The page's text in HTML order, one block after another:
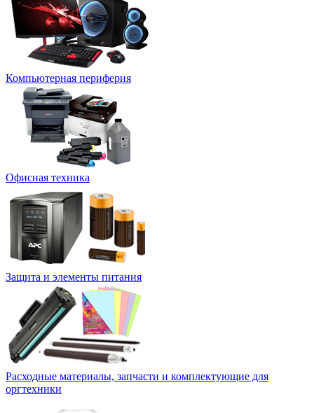
Компьютерная периферия
Офисная техника
Защита и элементы питания
Расходные материалы, запчасти и комплектующие для
оргтехники